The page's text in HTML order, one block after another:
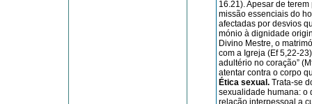
16.21). Apesar de
missão essenciais do
afectadas por desvios
mónio à dignidade
Divino Mestre, o
com a Igreja (Ef 5,22-
adultério no coração”
atentar contra o corpo
Ética se­xual. Trata-se
sexualidade humana: o
relação interpessoal a